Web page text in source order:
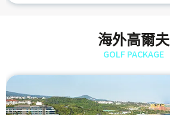
海外高爾夫
GOLF PACKAGE